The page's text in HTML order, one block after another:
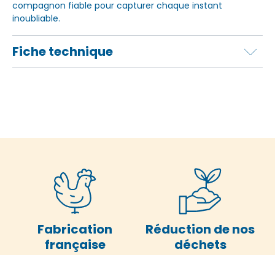
compagnon fiable pour capturer chaque instant
inoubliable.
Fiche technique
Fabrication
française
Réduction de nos
déchets